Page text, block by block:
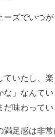
ーズでいつ
いたし、
」なんて
味わってい
足感は非